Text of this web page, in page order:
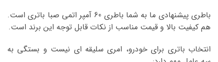
باطری پیشنهادی ما به شما باطری 60 آمپر اتمی صبا باتری است.
هم کیفیت بالا و قیمت مناسب از نکات قابل توجه این برند است.
انتخاب باتری برای خودرو، امری سلیقه ای نیست و بستگی به